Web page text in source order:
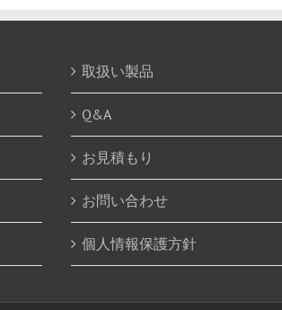
取扱い製品
Q&A
お見積もり
お問い合わせ
個人情報保護方針